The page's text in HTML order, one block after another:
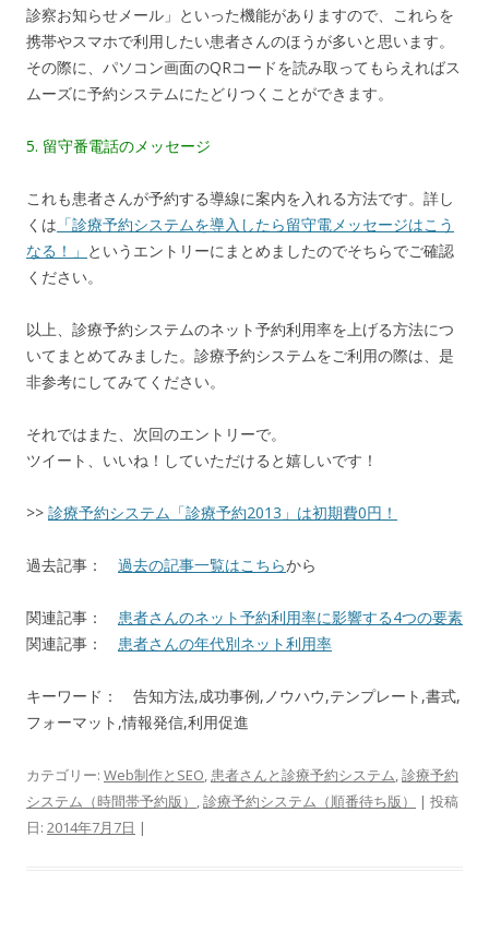
診察お知らせメール」といった機能がありますので、これらを
携帯やスマホで利用したい患者さんのほうが多いと思います。
その際に、パソコン画面のQRコードを読み取ってもらえればス
ムーズに予約システムにたどりつくことができます。
5. 留守番電話のメッセージ
これも患者さんが予約する導線に案内を入れる方法です。詳し
くは 「診療予約システムを導入したら留守電メッセージはこう
なる！」 というエントリーにまとめましたのでそちらでご確認
ください。
以上、診療予約システムのネット予約利用率を上げる方法につ
いてまとめてみました。診療予約システムをご利用の際は、是
非参考にしてみてください。
それではまた、次回のエントリーで。
ツイート、いいね！していただけると嬉しいです！
>> 診療予約システム「診療予約2013」は初期費0円！
過去記事： 過去の記事一覧はこちらから
関連記事： 患者さんのネット予約利用率に影響する4つの要素
関連記事： 患者さんの年代別ネット利用率
キーワード： 告知方法,成功事例,ノウハウ,テンプレート,書式,
フォーマット,情報発信,利用促進
カテゴリー: Web制作とSEO, 患者さんと診療予約システム,診療予約
システム（時間帯予約版） ,診療予約システム（順番待ち版）
| 投稿
日: 2014年7月7日 |